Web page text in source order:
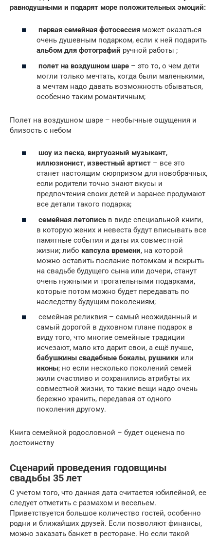
равнодушными и подарят море положительных эмоций:
первая семейная фотосессия может оказаться
очень душевным подарком, если к ней подарить
альбом для фотографий ручной работы ;
полет на воздушном шаре – это то, о чем дети
могли только мечтать, когда были маленькими,
а мечтам надо давать возможность сбываться,
особенно таким романтичным;
Полет на воздушном шаре – необычные ощущения и
близость с небом
шоу из песка, виртуозный музыкант,
иллюзионист, известный артист – все это
станет настоящим сюрпризом для новобрачных,
если родители точно знают вкусы и
предпочтения своих детей и заранее продумают
все детали такого подарка;
семейная летопись в виде специальной книги,
в которую жених и невеста будут вписывать все
памятные события и даты их совместной
жизни; либо капсула времени, на которой
можно оставить послание потомкам и вскрыть
на свадьбе будущего сына или дочери, станут
очень нужными и трогательными подарками,
которые потом можно будет передавать по
наследству будущим поколениям;
семейная реликвия – самый неожиданный и
самый дорогой в духовном плане подарок в
виду того, что многие семейные традиции
исчезают, мало кто дарит свои, а ещё лучше,
бабушкины свадебные бокалы, рушники или
иконы; но если несколько поколений семей
жили счастливо и сохранились атрибуты их
совместной жизни, то такие вещи надо очень
бережно хранить, передавая от одного
поколения другому.
Книга семейной родословной – будет оценена по
достоинству
Сценарий проведения годовщины
свадьбы 35 лет
С учетом того, что данная дата считается юбилейной, ее
следует отметить с размахом и весельем.
Приветствуется большое количество гостей, особенно
родни и ближайших друзей. Если позволяют финансы,
можно заказать банкет в ресторане. Но если такой